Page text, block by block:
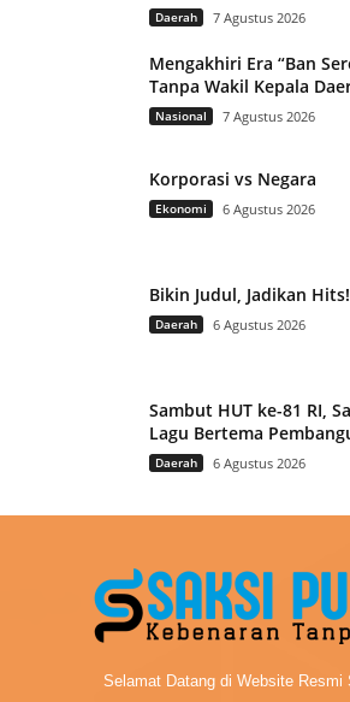
Daerah 7 Agustus 2026
Mengakhiri Era “Ban
Tanpa Wakil Kepala
Nasional 7 Agustus 2026
Korporasi vs Negara
Ekonomi 6 Agustus 2026
Bikin Judul, Jadikan Hits!
Daerah 6 Agustus 2026
Sambut HUT ke-81 RI,
Lagu Bertema
Daerah 6 Agustus 2026
Selamat Datang di Website Resmi